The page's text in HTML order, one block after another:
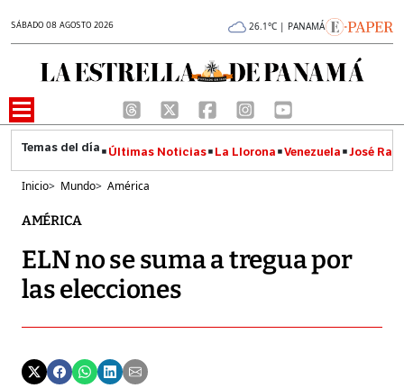
SÁBADO 08 AGOSTO 2026 26.1°C | PANAMÁ
Últimas Noticias La Llorona Venezuela José
Inicio> Mundo> América
AMÉRICA
ELN no se suma a tregua por
las elecciones